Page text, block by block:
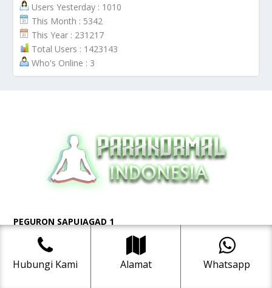
Users Yesterday : 1010
This Month : 5342
This Year : 231217
Total Users : 1423143
Who's Online : 3
PEGURON SAPUJAGAD 1
(Kyai Pamungkas)
Jl. Raya Condet, Gang Kweni No.31, RT 01/RW 03,
Balekambang, Kramat Jati, Jakarta Timur 13530
Hubungi Kami Alamat Whatsapp